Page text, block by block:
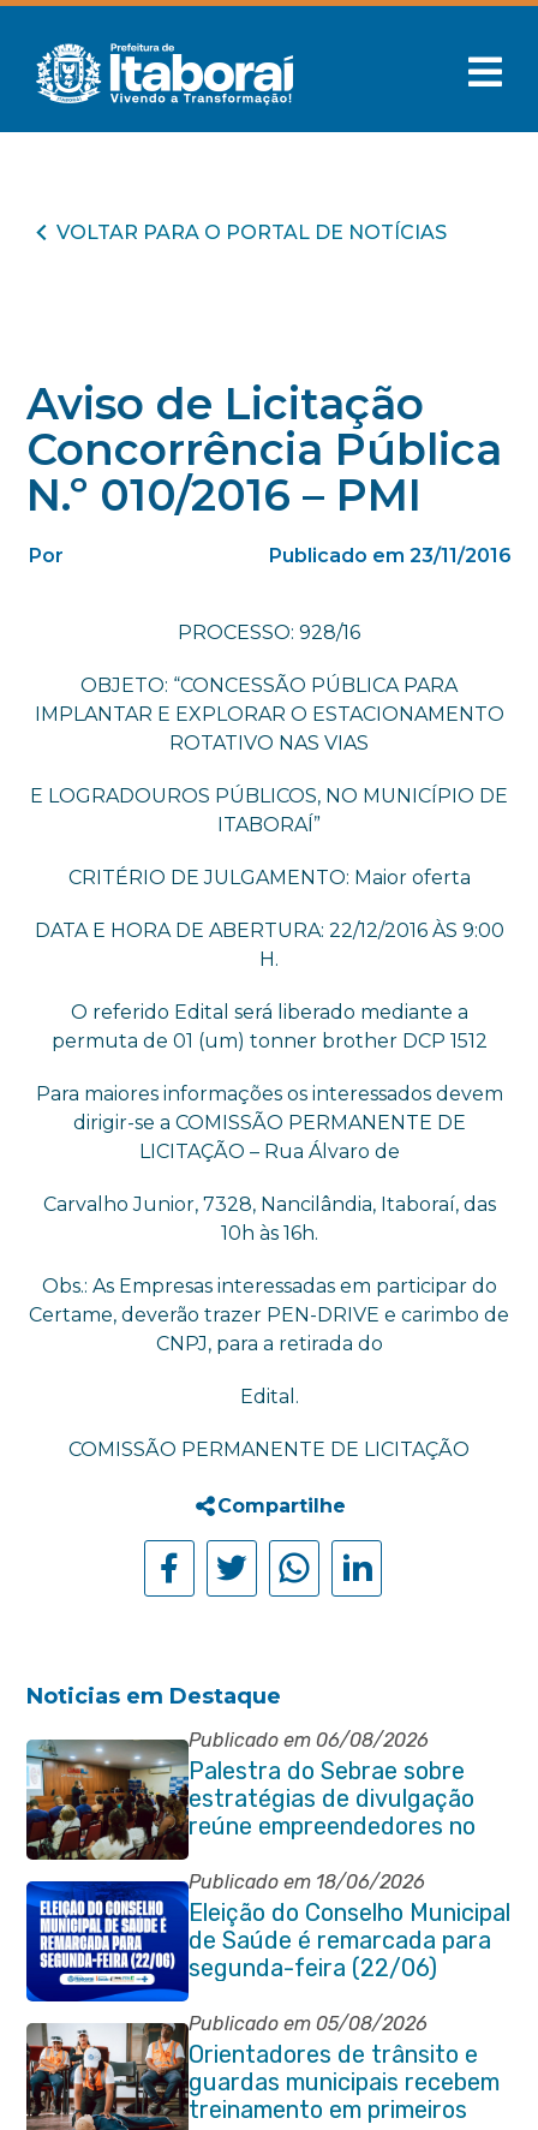
VOLTAR PARA O PORTAL DE NOTÍCIAS
Aviso de Licitação
Concorrência Pública
N.º 010/2016 – PMI
Por Publicado em 23/11/2016
PROCESSO: 928/16
OBJETO: “CONCESSÃO PÚBLICA PARA
IMPLANTAR E EXPLORAR O ESTACIONAMENTO
ROTATIVO NAS VIAS
E LOGRADOUROS PÚBLICOS, NO MUNICÍPIO DE
ITABORAÍ”
CRITÉRIO DE JULGAMENTO: Maior oferta
DATA E HORA DE ABERTURA: 22/12/2016 ÀS 9:00
H.
O referido Edital será liberado mediante a
permuta de 01 (um) tonner brother DCP 1512
Para maiores informações os interessados devem
dirigir-se a COMISSÃO PERMANENTE DE
LICITAÇÃO – Rua Álvaro de
Carvalho Junior, 7328, Nancilândia, Itaboraí, das
10h às 16h.
Obs.: As Empresas interessadas em participar do
Certame, deverão trazer PEN-DRIVE e carimbo de
CNPJ, para a retirada do
Edital.
COMISSÃO PERMANENTE DE LICITAÇÃO
Compartilhe
Noticias em Destaque
Publicado em 06/08/2026
Palestra do Sebrae sobre
estratégias de divulgação
reúne empreendedores no
Centro de Itaboraí
Publicado em 18/06/2026
Eleição do Conselho Municipal
de Saúde é remarcada para
segunda-feira (22/06)
Publicado em 05/08/2026
Orientadores de trânsito e
guardas municipais recebem
treinamento em primeiros